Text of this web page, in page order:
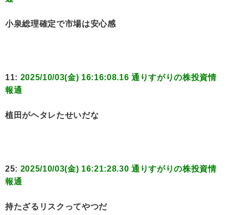
小泉総理確定で市場は安心感
11: 2025/10/03(金) 16:16:08.16 通りすがりの株投資情
報通
植田がヘタレたせいだな
25: 2025/10/03(金) 16:21:28.30 通りすがりの株投資情
報通
持たざるリスクってやつだ